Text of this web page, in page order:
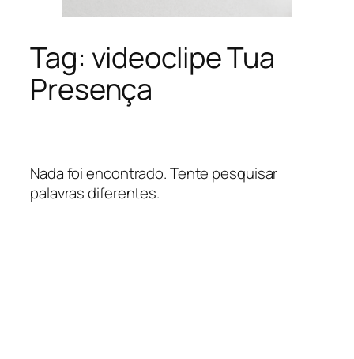
Tag: videoclipe Tua
Presença
Nada foi encontrado. Tente pesquisar
palavras diferentes.